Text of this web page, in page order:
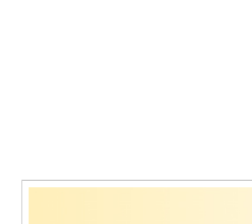
Содержимое